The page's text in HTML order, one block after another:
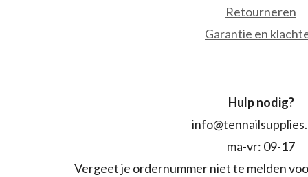
Retourneren
Garantie en
Hulp nodig?
ma-vr: 09-17
Vergeet je ordernummer niet te melden